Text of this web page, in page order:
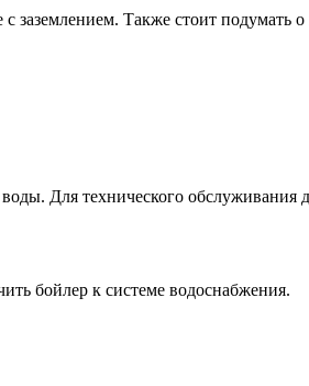
заземлением. Также стоит подумать
Для технического
бойлер к системе водоснабжения.